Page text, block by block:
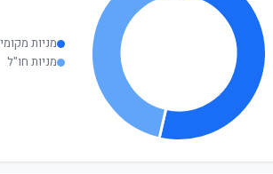
מניות
מניות חו"ל